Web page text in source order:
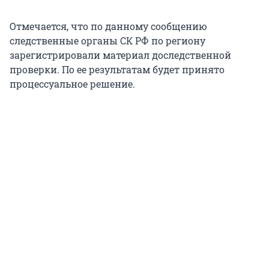
Отмечается, что по данному сообщению
следственные органы СК РФ по региону
зарегистрировали материал доследственной
проверки. По ее результатам будет принято
процессуальное решение.